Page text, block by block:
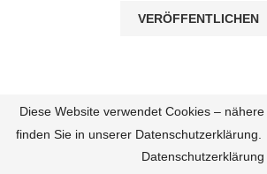
SUCHE IM ARI SUNSHINE
Diese Website verwendet Cookies –
finden Sie in unserer Datenschutzerklärung.
Datenschutzerklärung